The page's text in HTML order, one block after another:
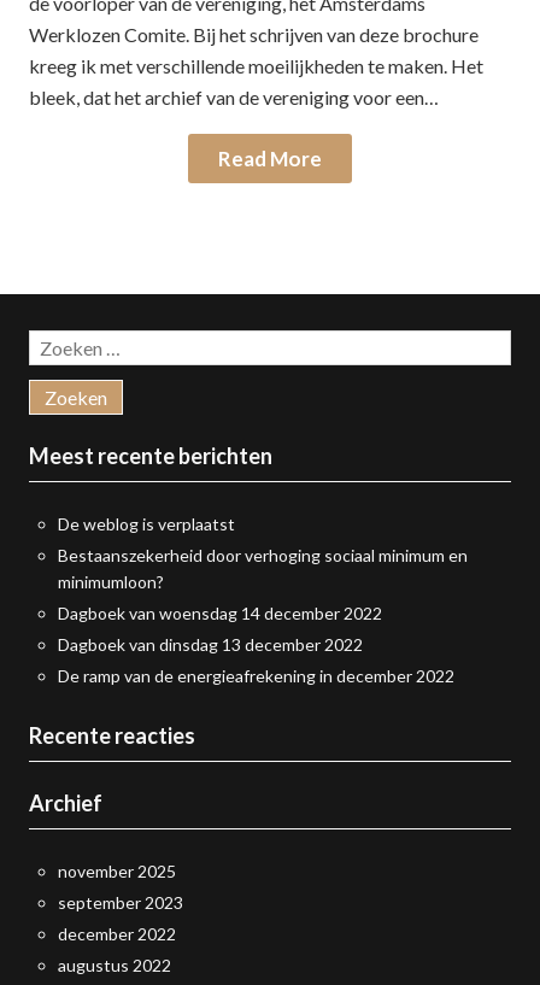
Werklozen Comite. Bij het schrijven van deze brochure
kreeg ik met verschillende moeilijkheden te maken. Het
bleek, dat het archief van de vereniging voor een…
Read More
Zoeken
naar:
Meest recente berichten
De weblog is verplaatst
Bestaanszekerheid door verhoging sociaal minimum en
minimumloon?
Dagboek van woensdag 14 december 2022
Dagboek van dinsdag 13 december 2022
De ramp van de energieafrekening in december 2022
Recente reacties
Archief
november 2025
september 2023
december 2022
augustus 2022